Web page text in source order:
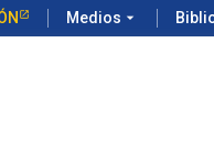
Medios arrow_drop_down